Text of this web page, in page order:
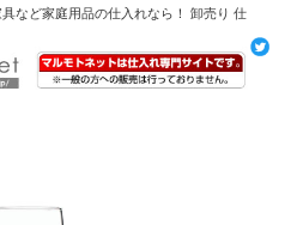
など家庭用品の仕入れなら！ 卸売り 仕